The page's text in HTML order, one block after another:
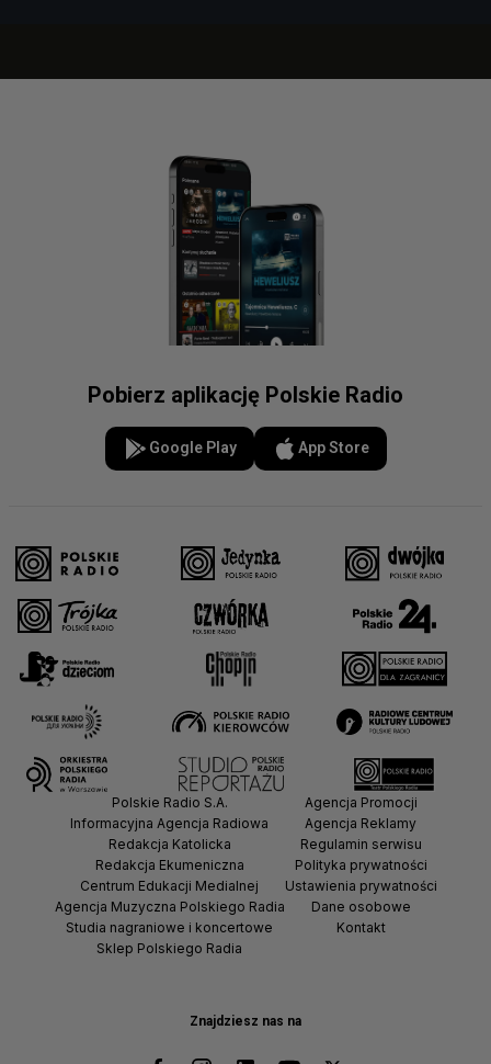
Pobierz aplikację Polskie Radio
Google Play App Store
Znajdziesz nas na
Polskie Radio S.A.
Informacyjna Agencja Radiowa
Redakcja Katolicka
Redakcja Ekumeniczna
Centrum Edukacji Medialnej
Agencja Muzyczna Polskiego Radia
Studia nagraniowe i koncertowe
Sklep Polskiego Radia
Agencja Promocji
Agencja Reklamy
Regulamin serwisu
Polityka prywatności
Ustawienia prywatności
Dane osobowe
Kontakt